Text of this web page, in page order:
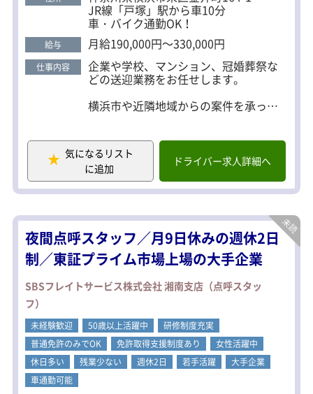
未経験スタートで活躍している先輩社員も数多く在
籍しています。 不安な場合はトライアル勤務も可能
なので、 未経験の方も安心してご応募ください！
JR線「戸塚」駅から車10分
車・バイク通勤OK！
給与 月給190,000円～330,000円
仕事内容 企業や学校、マンション、冠婚葬祭な
どの送迎業務をお任せします。
横浜市や近隣地域からの案件を承って
メインとなります。
お客様が快適に過ごせるよう、
車内外の簡単な清掃も行っていただき
ます。
運転するのは、マイクロバス（定員29
名）orミニバス（定員14名）です。
気になるリスト
に追加
ドライバー求人詳細へ
夜間点呼スタッフ／月9日休みの週休2日
制／東証プライム市場上場の大手企業
SBSフレイトサービス株式会社 湘南支店（点呼スタッ
フ）
未経験歓迎 50歳以上活躍中
研修制度充実
普通免許のみでOK
免許取得支援制度あり
女性活躍中
休日多い
残業少ない 週休2日 若手活躍
大手企業
車通勤可能